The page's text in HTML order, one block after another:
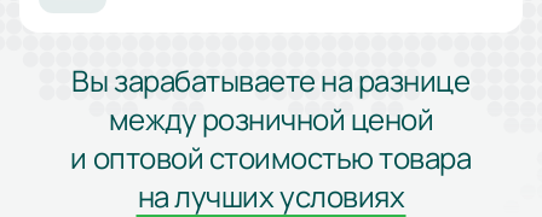
Вы зарабатываете на разнице
между розничной ценой
и оптовой стоимостью товара
на лучших условиях